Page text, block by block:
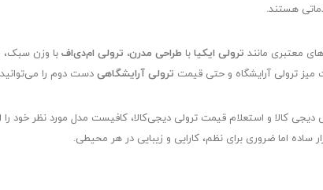
هستند.
معتبری مانند ترولی ایکیا با طراحی مدرن، ترولی ام‌دی‌اف با وزن سبک،
میز ترولی آرایشگاه و حتی قیمت ترولی آرایشگاهی دست دوم را می‌توانید
دیجی کالا و استعلام قیمت ترولی دیجی‌کالا، کافیست مدل مورد نظر خود
ساده اما ضروری برای نظم، کارایی و زیبایی در هر محیطی.